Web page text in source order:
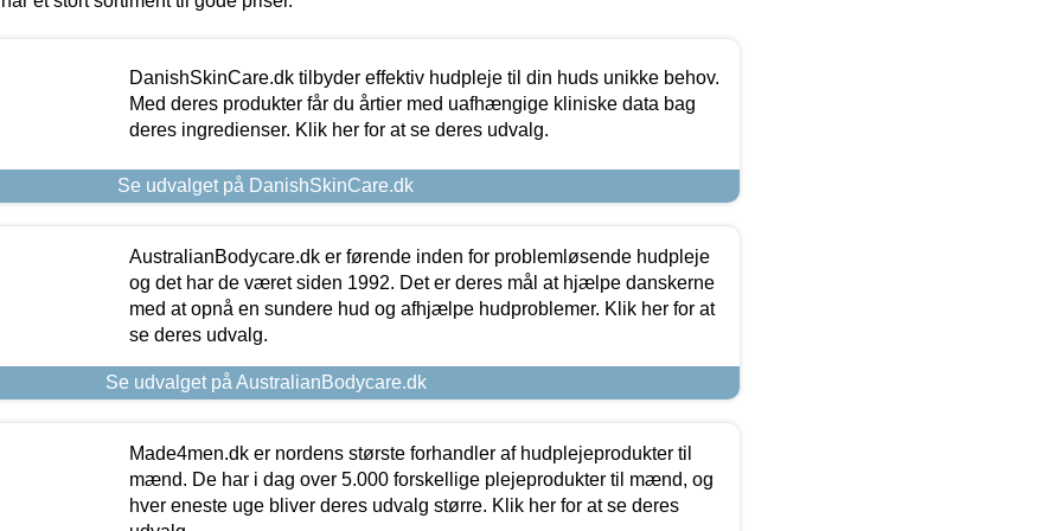
DanishSkinCare.dk tilbyder effektiv hudpleje til din huds unikke behov.
Med deres produkter får du årtier med uafhængige kliniske data bag
deres ingredienser. Klik her for at se deres udvalg.
Se udvalget på DanishSkinCare.dk
AustralianBodycare.dk er førende inden for problemløsende hudpleje
og det har de været siden 1992. Det er deres mål at hjælpe danskerne
med at opnå en sundere hud og afhjælpe hudproblemer. Klik her for at
se deres udvalg.
Se udvalget på AustralianBodycare.dk
Made4men.dk er nordens største forhandler af hudplejeprodukter til
mænd. De har i dag over 5.000 forskellige plejeprodukter til mænd, og
hver eneste uge bliver deres udvalg større. Klik her for at se deres